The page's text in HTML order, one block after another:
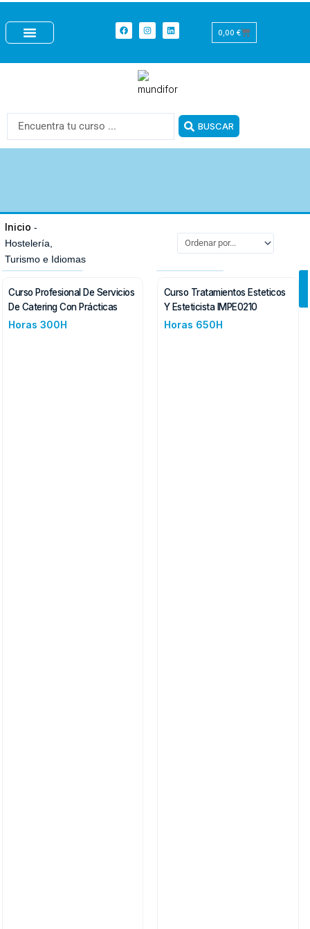
al
contenido
FacebookInstagramLinkedin
0,00€Carrito
Search
BUSCAR
Inicio -
Hostelería,
Turismo e Idiomas
Con prácticas
Curso Profesional De Servicios
De Catering Con Prácticas
Horas 300H
Curso Tratamientos Esteticos
Y Esteticista IMPE0210
Horas 650H